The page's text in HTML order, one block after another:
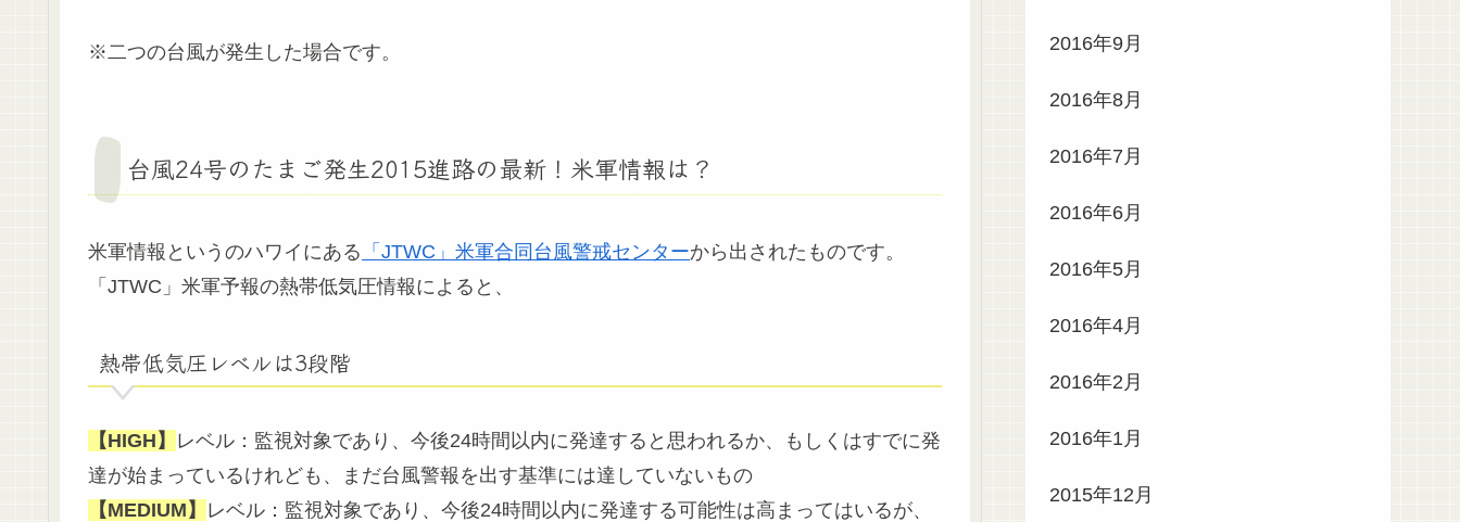
※二つの台風が発生した場合です。
台風24号のたまご発生2015進路の最新！米軍情報は？
米軍情報というのハワイにある 「JTWC」米軍合同台風警戒センターから出されたものです。
「JTWC」米軍予報の熱帯低気圧情報によると、
熱帯低気圧レベルは3段階
【HIGH】 レベル：監視対象であり、今後24時間以内に発達すると思われるか、もしくはすでに発
達が始まっているけれども、まだ台風警報を出す基準には達していないもの
【MEDIUM】 レベル：監視対象であり、今後24時間以内に発達する可能性は高まってはいるが、
2016年9月
2016年8月
2016年7月
2016年6月
2016年5月
2016年4月
2016年2月
2016年1月
2015年12月